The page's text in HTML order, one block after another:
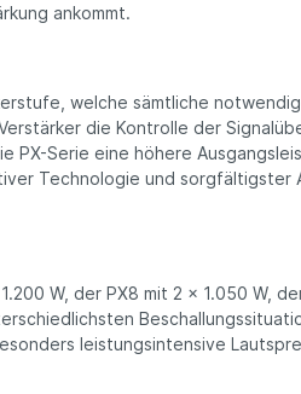
ankommt.
welche sämtliche
die Kontrolle der
Serie eine höhere
Technologie und sorgfältigster
W, der PX8 mit 2 x 1.050 W,
leistungsintensive